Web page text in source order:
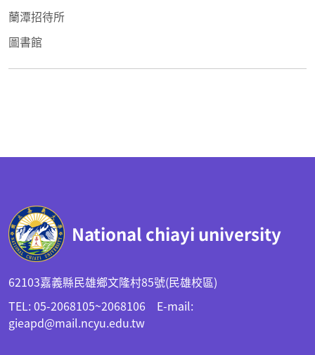
蘭潭招待所
圖書館
National chiayi university
62103嘉義縣民雄鄉文隆村85號(民雄校區)
TEL: 05-2068105~2068106 E-mail:
gieapd@mail.ncyu.edu.tw